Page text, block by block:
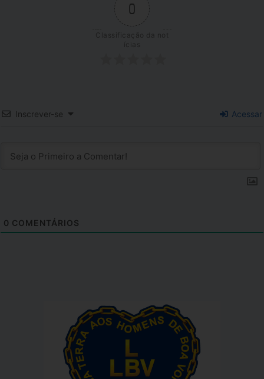
0
Classificação da not
Inscrever-se Acessar
0 COMENTÁRIOS